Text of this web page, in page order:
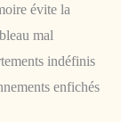
évite la
mal
indéfinis
enfichés